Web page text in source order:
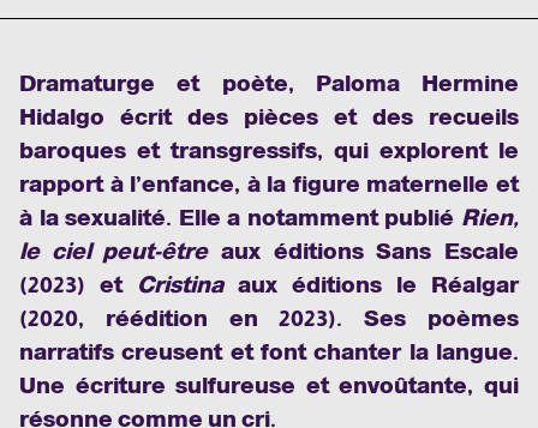
Dramaturge et poète, Paloma Hermine
Hidalgo écrit des pièces et des recueils
baroques et transgressifs, qui explorent le
rapport à l’enfance, à la figure maternelle et
à la sexualité. Elle a notamment publié Rien,
le ciel peut-êtreaux éditions Sans Escale
(2023) et Cristinaaux éditions le Réalgar
(2020, réédition en 2023). Ses poèmes
narratifs creusent et font chanter la langue.
Une écriture sulfureuse et envoûtante, qui
résonne comme un cri.